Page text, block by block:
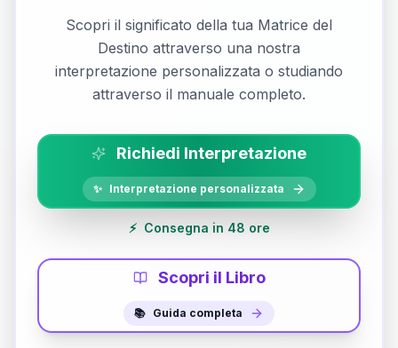
Scopri il significato della tua Matrice del
Destino attraverso una nostra
interpretazione personalizzata o studiando
attraverso il manuale completo.
Richiedi Interpretazione
✨ Interpretazione personalizzata
⚡ Consegna in 48 ore
Scopri il Libro
📚 Guida completa